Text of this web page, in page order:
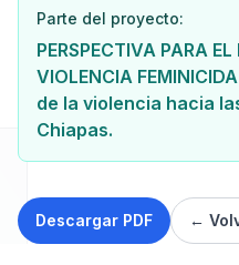
Parte del proyecto:
PERSPECTIVA PARA
VIOLENCIA
de la violencia hacia
Chiapas.
Descargar PDF ←